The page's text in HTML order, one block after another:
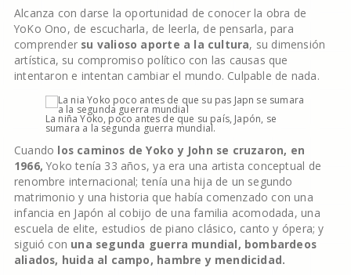
Alcanza con darse la oportunidad de conocer la obra de
YoKo Ono, de escucharla, de leerla, de pensarla, para
comprender su valioso aporte a la cultura, su dimensión
artística, su compromiso político con las causas que
intentaron e intentan cambiar el mundo. Culpable de nada.
La niña Yoko, poco antes de que su país, Japón, se
sumara a la segunda guerra mundial.
Cuando los caminos de Yoko y John se cruzaron, en
1966, Yoko tenía 33 años, ya era una artista conceptual de
renombre internacional; tenía una hija de un segundo
matrimonio y una historia que había comenzado con una
infancia en Japón al cobijo de una familia acomodada, una
escuela de elite, estudios de piano clásico, canto y ópera; y
siguió con una segunda guerra mundial, bombardeos
aliados, huida al campo, hambre y mendicidad.